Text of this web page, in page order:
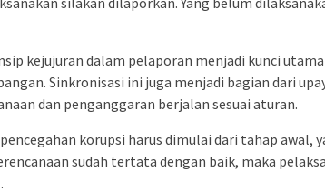
kejujuran dalam pelaporan menjadi kunci
Sinkronisasi ini juga menjadi bagian dari
dan penganggaran berjalan sesuai aturan.
korupsi harus dimulai dari tahap awal,
sudah tertata dengan baik, maka